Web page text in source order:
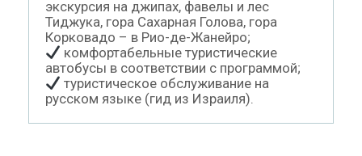
экскурсия на джипах, фавелы и лес
Тиджука, гора Сахарная Голова, гора
Корковадо – в Рио-де-Жанейро;
комфортабельные туристические
автобусы в соответствии с программой;
туристическое обслуживание на
русском языке (гид из Израиля).